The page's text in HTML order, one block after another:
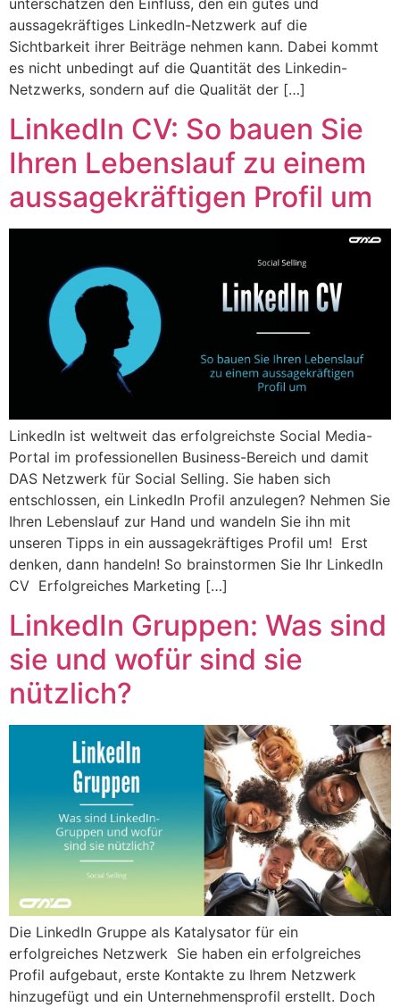
aussagekräftiges LinkedIn-Netzwerk auf die
Sichtbarkeit ihrer Beiträge nehmen kann. Dabei kommt
es nicht unbedingt auf die Quantität des Linkedin-
Netzwerks, sondern auf die Qualität der […]
LinkedIn CV: So bauen Sie
Ihren Lebenslauf zu einem
aussagekräftigen Profil um
LinkedIn ist weltweit das erfolgreichste Social Media-
Portal im professionellen Business-Bereich und damit
DAS Netzwerk für Social Selling. Sie haben sich
entschlossen, ein LinkedIn Profil anzulegen? Nehmen Sie
Ihren Lebenslauf zur Hand und wandeln Sie ihn mit
unseren Tipps in ein aussagekräftiges Profil um! Erst
denken, dann handeln! So brainstormen Sie Ihr LinkedIn
CV Erfolgreiches Marketing […]
LinkedIn Gruppen: Was sind
sie und wofür sind sie
nützlich?
Die LinkedIn Gruppe als Katalysator für ein
erfolgreiches Netzwerk Sie haben ein erfolgreiches
Profil aufgebaut, erste Kontakte zu Ihrem Netzwerk
hinzugefügt und ein Unternehmensprofil erstellt. Doch